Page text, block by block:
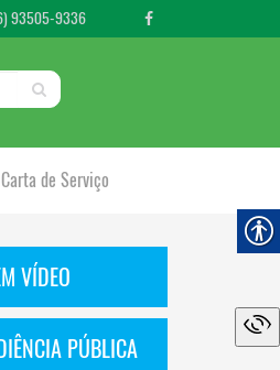
93505-9336
Carta de Serviço
VÍDEO
PÚBLICA